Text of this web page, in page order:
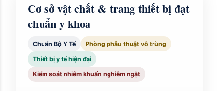
Cơ sở vật chất & trang thiết bị đạt
chuẩn y khoa
Chuẩn Bộ Y Tế Phòng phẫu thuật vô trùng
Thiết bị y tế hiện đại
Kiểm soát nhiễm khuẩn nghiêm ngặt